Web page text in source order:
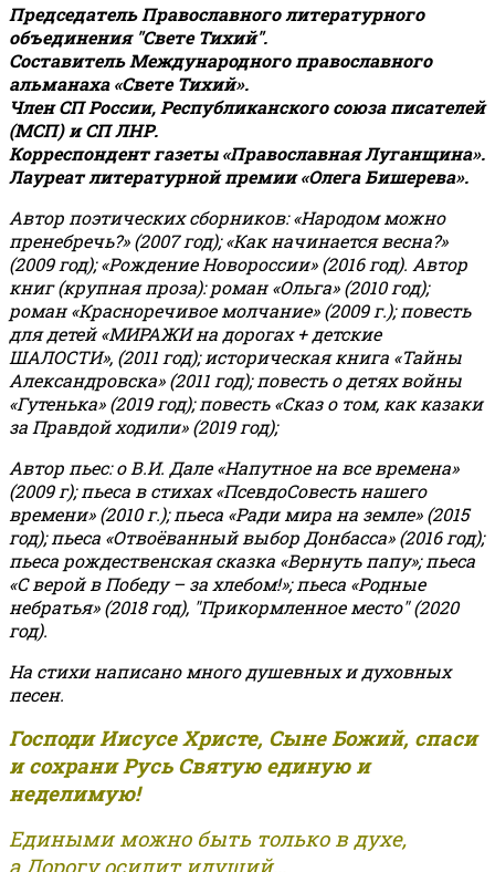
Председатель Православного литературного
объединения "Свете Тихий".
Составитель Международного православного
альманаха «Свете Тихий».
Член СП России, Республиканского союза писателей
(МСП) и СП ЛНР.
Корреспондент газеты «Православная Луганщина».
Лауреат литературной премии «Олега Бишерева».
Автор поэтических сборников: «Народом можно
пренебречь?» (2007 год); «Как начинается весна?»
(2009 год); «Рождение Новороссии» (2016 год). Автор
книг (крупная проза): роман «Ольга» (2010 год);
роман «Красноречивое молчание» (2009 г.); повесть
для детей «МИРАЖИ на дорогах + детские
ШАЛОСТИ», (2011 год); историческая книга «Тайны
Александровска» (2011 год); повесть о детях войны
«Гутенька» (2019 год); повесть «Сказ о том, как казаки
за Правдой ходили» (2019 год);
Автор пьес: о В.И. Дале «Напутное на все времена»
(2009 г); пьеса в стихах «ПсевдоСовесть нашего
времени» (2010 г.); пьеса «Ради мира на земле» (2015
год); пьеса «Отвоёванный выбор Донбасса» (2016 год);
пьеса рождественская сказка «Вернуть папу»; пьеса
«С верой в Победу – за хлебом!»;пьеса «Родные
небратья» (2018 год), "Прикормленное место" (2020
год).
На стихи написано много душевных и духовных
песен.
Господи Иисусе Христе, Сыне Божий, спаси
и сохрани Русь Святую единую и
неделимую!
Едиными можно быть только в духе,
а Дорогу осилит идущий...